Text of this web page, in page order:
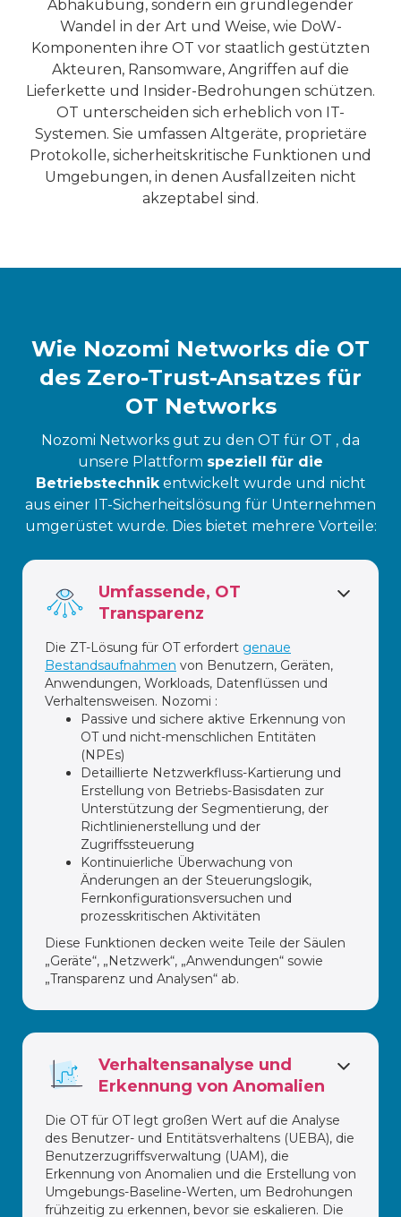
Abhakübung, sondern ein grundlegender
Wandel in der Art und Weise, wie DoW-
Komponenten ihre OT vor staatlich gestützten
Akteuren, Ransomware, Angriffen auf die
Lieferkette und Insider-Bedrohungen schützen.
OT unterscheiden sich erheblich von IT-
Systemen. Sie umfassen Altgeräte, proprietäre
Protokolle, sicherheitskritische Funktionen und
Umgebungen, in denen Ausfallzeiten nicht
akzeptabel sind.
Wie Nozomi Networks die OT
des Zero-Trust-Ansatzes für
OT Networks
Nozomi Networks gut zu den OT für OT , da
unsere Plattform speziell für die
Betriebstechnikentwickelt wurde und nicht
aus einer IT-Sicherheitslösung für Unternehmen
umgerüstet wurde. Dies bietet mehrere Vorteile:
Umfassende, OT
Transparenz
Die ZT-Lösung für OT erfordert genaue
Bestandsaufnahmen von Benutzern, Geräten,
Anwendungen, Workloads, Datenflüssen und
Verhaltensweisen. Nozomi :
Passive und sichere aktive Erkennung von
OT und nicht-menschlichen Entitäten
(NPEs)
Detaillierte Netzwerkfluss-Kartierung und
Erstellung von Betriebs-Basisdaten zur
Unterstützung der Segmentierung, der
Richtlinienerstellung und der
Zugriffssteuerung
Kontinuierliche Überwachung von
Änderungen an der Steuerungslogik,
Fernkonfigurationsversuchen und
prozesskritischen Aktivitäten
Diese Funktionen decken weite Teile der Säulen
„Geräte“, „Netzwerk“, „Anwendungen“ sowie
„Transparenz und Analysen“ ab.
Verhaltensanalyse und
Erkennung von Anomalien
Die OT für OT legt großen Wert auf die Analyse
des Benutzer- und Entitätsverhaltens (UEBA), die
Benutzerzugriffsverwaltung (UAM), die
Erkennung von Anomalien und die Erstellung von
Umgebungs-Baseline-Werten, um Bedrohungen
frühzeitig zu erkennen, bevor sie eskalieren. Die